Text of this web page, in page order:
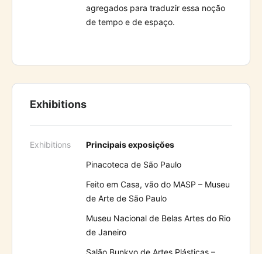
agregados para traduzir essa noção
de tempo e de espaço.
Exhibitions
Exhibitions
Principais exposições
Pinacoteca de São Paulo
Feito em Casa, vão do MASP – Museu
de Arte de São Paulo
Museu Nacional de Belas Artes do Rio
de Janeiro